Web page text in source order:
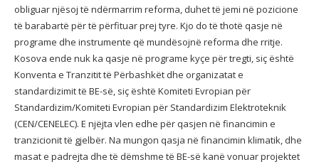
obliguar njësoj të ndërmarrim reforma, duhet të jemi në pozicione
të barabartë për të përfituar prej tyre. Kjo do të thotë qasje në
programe dhe instrumente që mundësojnë reforma dhe rritje.
Kosova ende nuk ka qasje në programe kyçe për tregti, siç është
Konventa e Tranzitit të Përbashkët dhe organizatat e
standardizimit të BE-së, siç është Komiteti Evropian për
Standardizim/Komiteti Evropian për Standardizim Elektroteknik
(CEN/CENELEC). E njëjta vlen edhe për qasjen në financimin e
tranzicionit të gjelbër. Na mungon qasja në financimin klimatik, dhe
masat e padrejta dhe të dëmshme të BE-së kanë vonuar projektet